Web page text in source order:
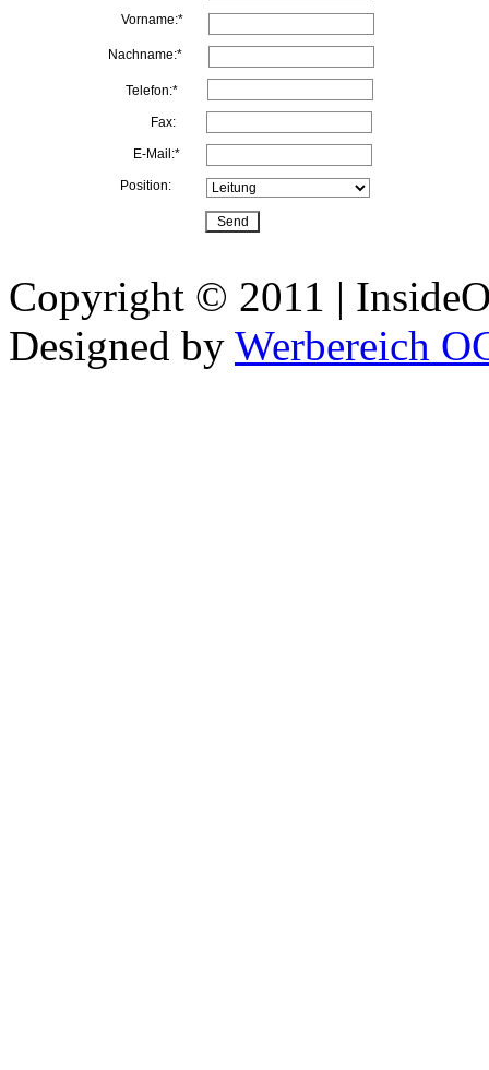
Vorname:*
Telefon:*
E-Mail:*
Fax:
Position:
Nachname:*
Copyright © 2011 |
Designed by Werbereich